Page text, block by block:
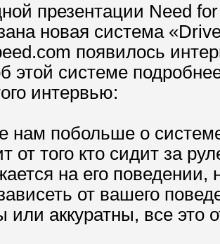
презентации Need
новая система
появилось
этой системе
интервью:
нам побольше о
от того кто сидит за
на его
от вашего
или аккуратны, все это